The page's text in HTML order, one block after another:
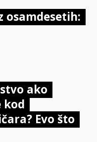
osamdesetih:
ako
kod
Evo što